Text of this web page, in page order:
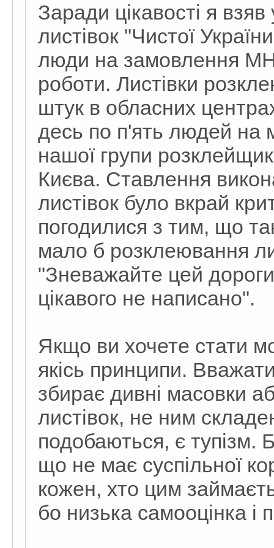
Заради цікавості я
листівок "Чистої
люди на замовлення
роботи. Листівки
штук в обласних
десь по п'ять людей на
нашої групи
Києва. Ставлення
листівок було вкрай
погодилися з тим, що
мало б розклеювання
"Зневажайте цей
цікавого не написано".
Якщо ви хочете стати
якісь принципи.
збирає дивні масовки
листівок, не ним
подобаються, є тупізм.
що не має суспільної
кожен, хто цим
бо низька самооцінка і